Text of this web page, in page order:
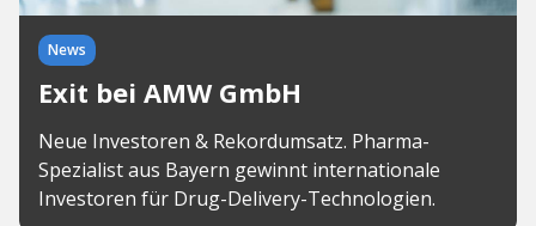
News
Exit bei AMW GmbH
Neue Investoren & Rekordumsatz. Pharma-
Spezialist aus Bayern gewinnt internationale
Investoren für Drug-Delivery-Technologien.